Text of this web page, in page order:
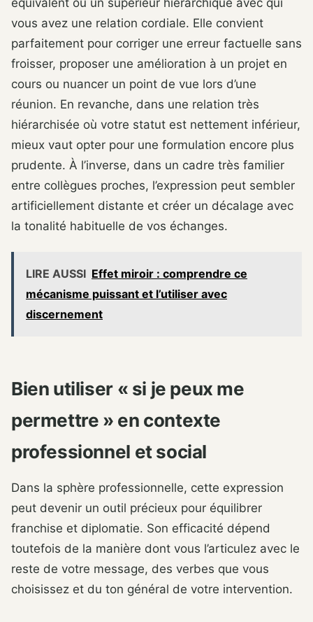
vous avez une relation cordiale. Elle convient
parfaitement pour corriger une erreur factuelle sans
froisser, proposer une amélioration à un projet en
cours ou nuancer un point de vue lors d’une
réunion. En revanche, dans une relation très
hiérarchisée où votre statut est nettement inférieur,
mieux vaut opter pour une formulation encore plus
prudente. À l’inverse, dans un cadre très familier
entre collègues proches, l’expression peut sembler
artificiellement distante et créer un décalage avec
la tonalité habituelle de vos échanges.
LIRE AUSSI Effet miroir : comprendre ce
mécanisme puissant et l’utiliser avec
discernement
Bien utiliser « si je peux me
permettre » en contexte
professionnel et social
Dans la sphère professionnelle, cette expression
peut devenir un outil précieux pour équilibrer
franchise et diplomatie. Son efficacité dépend
toutefois de la manière dont vous l’articulez avec le
reste de votre message, des verbes que vous
choisissez et du ton général de votre intervention.